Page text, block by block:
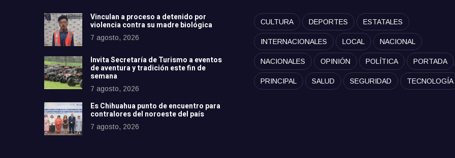
Vinculan a proceso a detenido por
violencia contra su madre biológica
7 agosto, 2026
Invita Secretaría de Turismo a eventos
de aventura y tradición este fin de
semana
7 agosto, 2026
Es Chihuahua punto de encuentro para
contralores del noroeste del país
7 agosto, 2026
CULTURA DEPORTES ESTATALES
INTERNACIONALES LOCAL NACIONAL
NACIONALES OPINIÓN POLÍTICA PORTADA
PRINCIPAL SALUD SEGURIDAD TECNOLOGÍA